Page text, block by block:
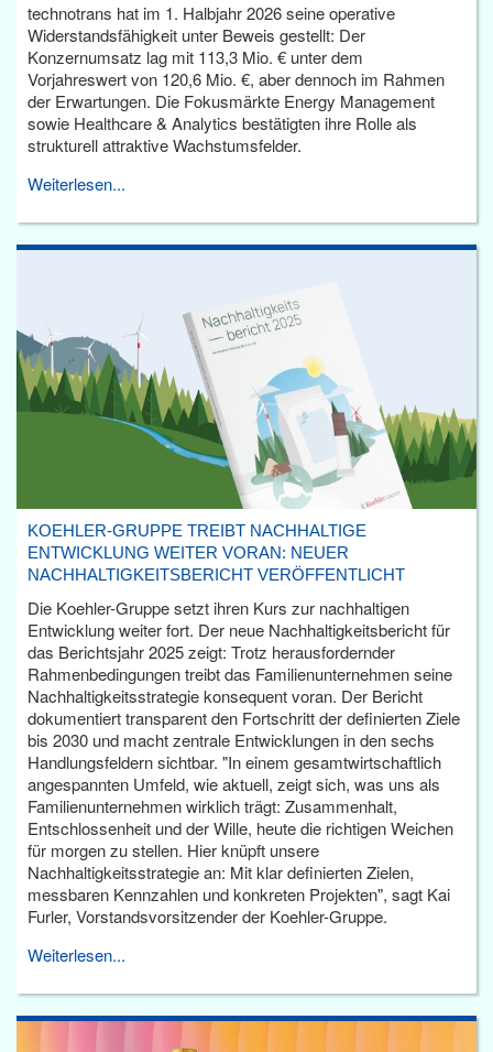
technotrans hat im 1. Halbjahr 2026 seine operative
Widerstandsfähigkeit unter Beweis gestellt: Der
Konzernumsatz lag mit 113,3 Mio. € unter dem
Vorjahreswert von 120,6 Mio. €, aber dennoch im Rahmen
der Erwartungen. Die Fokusmärkte Energy Management
sowie Healthcare & Analytics bestätigten ihre Rolle als
strukturell attraktive Wachstumsfelder.
Weiterlesen...
KOEHLER-GRUPPE TREIBT NACHHALTIGE
ENTWICKLUNG WEITER VORAN: NEUER
NACHHALTIGKEITSBERICHT VERÖFFENTLICHT
Die Koehler-Gruppe setzt ihren Kurs zur nachhaltigen
Entwicklung weiter fort. Der neue Nachhaltigkeitsbericht für
das Berichtsjahr 2025 zeigt: Trotz herausfordernder
Rahmenbedingungen treibt das Familienunternehmen seine
Nachhaltigkeitsstrategie konsequent voran. Der Bericht
dokumentiert transparent den Fortschritt der definierten Ziele
bis 2030 und macht zentrale Entwicklungen in den sechs
Handlungsfeldern sichtbar. "In einem gesamtwirtschaftlich
angespannten Umfeld, wie aktuell, zeigt sich, was uns als
Familienunternehmen wirklich trägt: Zusammenhalt,
Entschlossenheit und der Wille, heute die richtigen Weichen
für morgen zu stellen. Hier knüpft unsere
Nachhaltigkeitsstrategie an: Mit klar definierten Zielen,
messbaren Kennzahlen und konkreten Projekten", sagt Kai
Furler, Vorstandsvorsitzender der Koehler-Gruppe.
Weiterlesen...